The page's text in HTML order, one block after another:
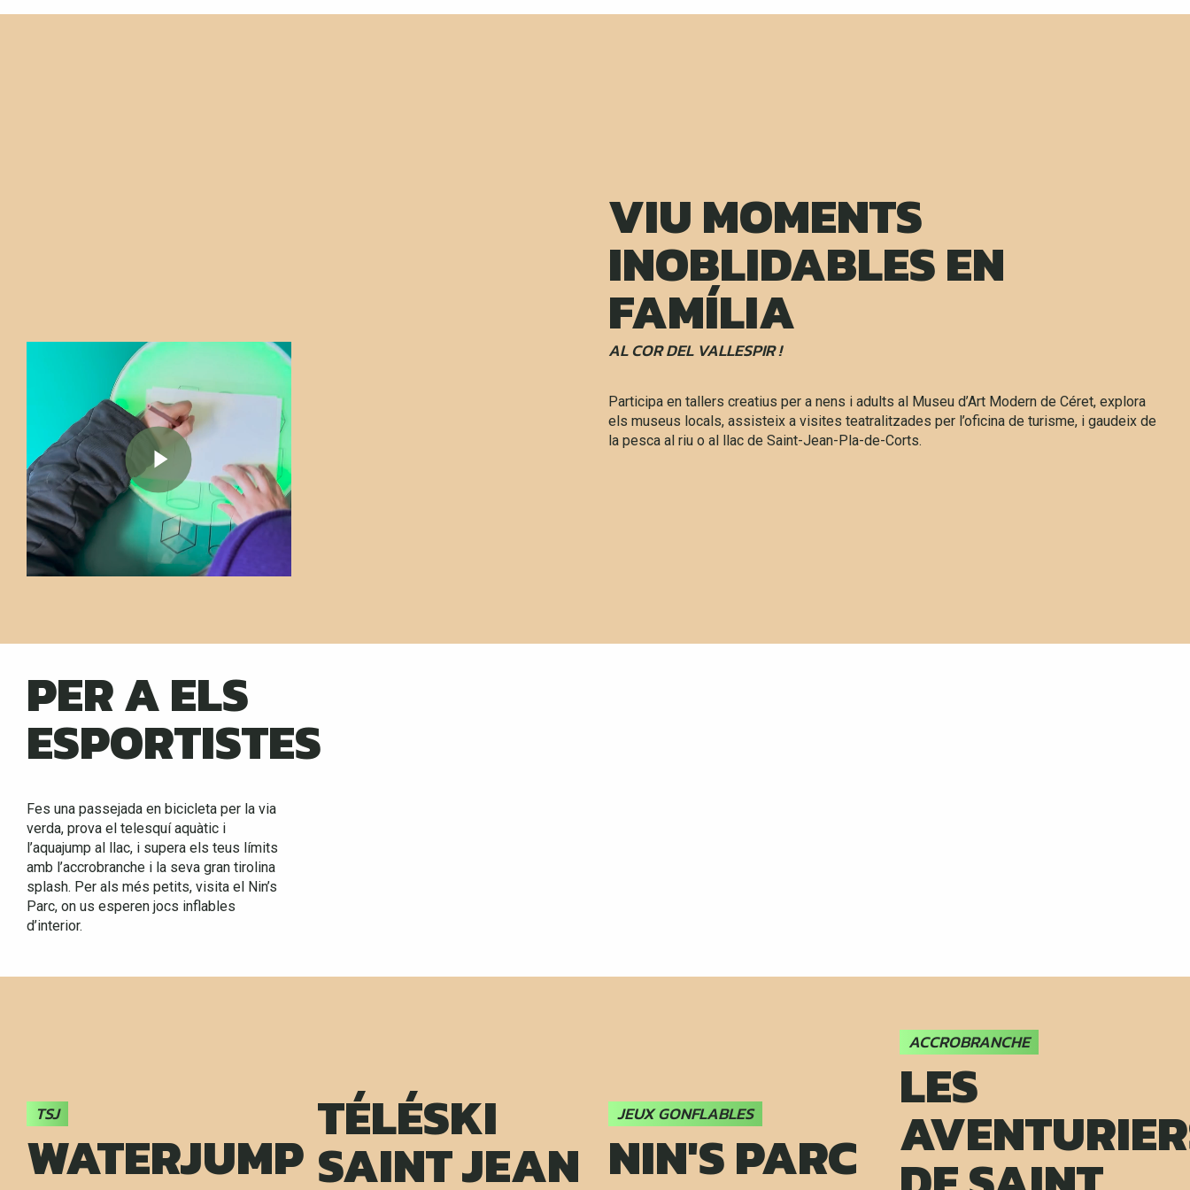
VIU MOMENTS
INOBLIDABLES EN
FAMÍLIA
AL COR DEL VALLESPIR !
Participa en tallers creatius per a nens i adults al Museu d’Art Modern de Céret, explora
els museus locals, assisteix a visites teatralitzades per l’oficina de turisme, i gaudeix de
la pesca al riu o al llac de Saint-Jean-Pla-de-Corts.
PER A ELS
ESPORTISTES
Fes una passejada en bicicleta per la via
verda, prova el telesquí aquàtic i
l’aquajump al llac, i supera els teus límits
amb l’accrobranche i la seva gran tirolina
splash. Per als més petits, visita el Nin’s
Parc, on us esperen jocs inflables
d’interior.
TSJ
WATERJUMP
TÉLÉSKI
SAINT JEAN
JEUX GONFLABLES
NIN'S PARC
ACCROBRANCHE
LES